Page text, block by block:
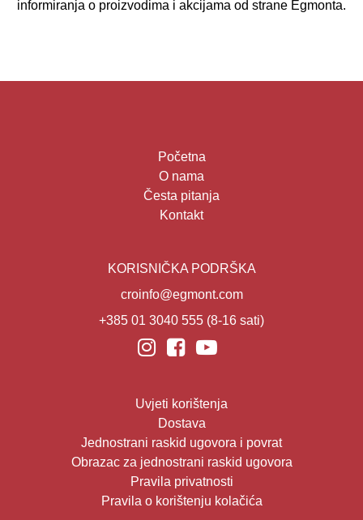
informiranja o proizvodima i akcijama od strane Egmonta.
Početna
O nama
Česta pitanja
Kontakt
KORISNIČKA PODRŠKA
croinfo@egmont.com
+385 01 3040 555 (8-16 sati)
Uvjeti korištenja
Dostava
Jednostrani raskid ugovora i povrat
Obrazac za jednostrani raskid ugovora
Pravila privatnosti
Pravila o korištenju kolačića